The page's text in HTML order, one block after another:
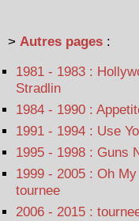
> Autres pages :
1981 - 1983 :
Stradlin
1984 - 1990 :
1991 - 1994 : Use
1995 - 1998 : Guns
1999 - 2005 : Oh
tournee
2006 - 2015 :